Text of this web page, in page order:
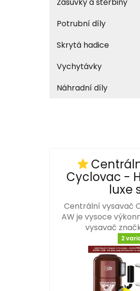
Potrubní díly
Skrytá hadice
Vychytávky
Náhradní díly
Cyclovac -
luxe
Centrální vysavač
AW je vysoce
vysavač
2